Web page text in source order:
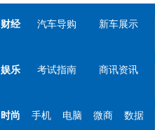
财经 汽车导购 新车展示
娱乐 考试指南 商讯资讯
时尚 手机 电脑 微商 数据